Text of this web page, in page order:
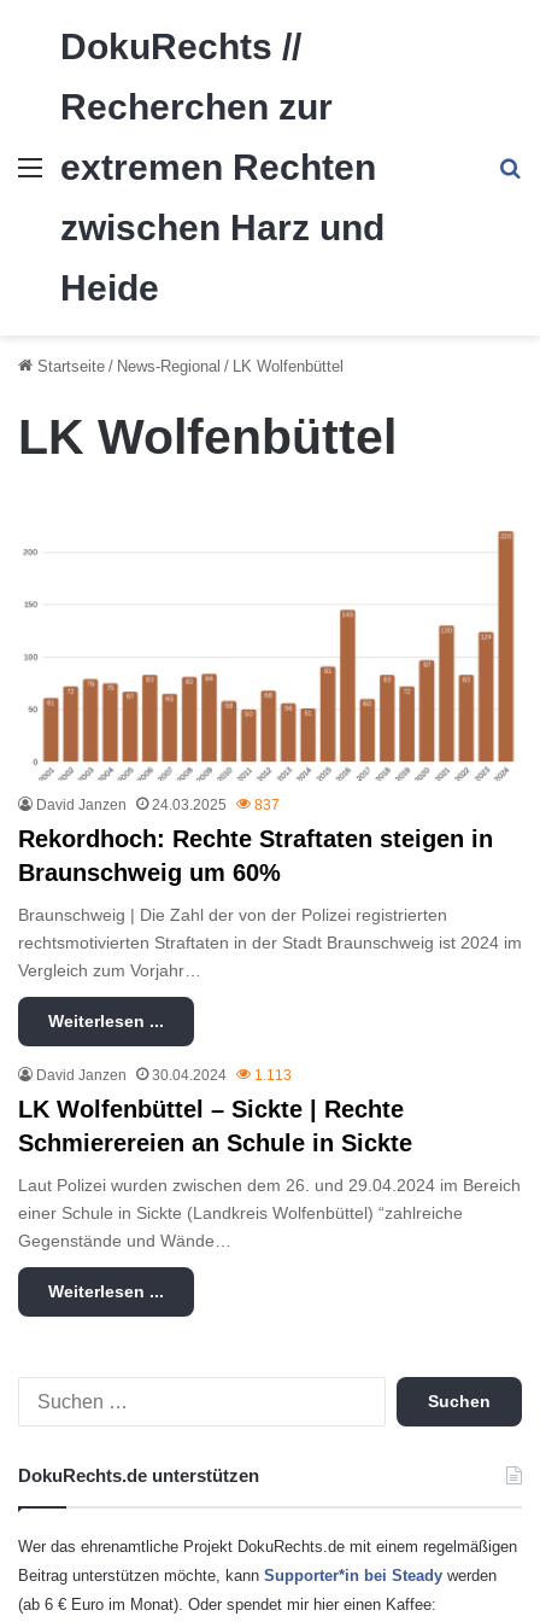
Menü
DokuRechts //
Recherchen zur
extremen Rechten
zwischen Harz und
Heide
Startseite / News-Regional / LK Wolfenbüttel
LK Wolfenbüttel
David Janzen 24.03.2025 837
Rekordhoch: Rechte Straftaten steigen in
Braunschweig um 60%
Braunschweig | Die Zahl der von der Polizei registrierten
rechtsmotivierten Straftaten in der Stadt Braunschweig ist 2024 im
Vergleich zum Vorjahr…
Weiterlesen ...
David Janzen 30.04.2024 1.113
LK Wolfenbüttel – Sickte | Rechte
Schmierereien an Schule in Sickte
Laut Polizei wurden zwischen dem 26. und 29.04.2024 im Bereich
einer Schule in Sickte (Landkreis Wolfenbüttel) “zahlreiche
Gegenstände und Wände…
Weiterlesen ...
S
n
a
DokuRechts.de unterstützen
Wer das ehrenamtliche Projekt DokuRechts.de mit einem regelmäßigen
Beitrag unterstützen möchte, kann Supporter*in bei Steady werden
(ab 6 € Euro im Monat). Oder spendet mir hier einen Kaffee: